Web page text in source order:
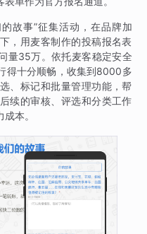
故事”征集活动，在品牌加
，用麦客制作的投稿报名表
量35万。依托麦客稳定安全
得十分顺畅，收集到8000多
、标记和批量管理功能，帮
续的审核、评选和分类工作
本。